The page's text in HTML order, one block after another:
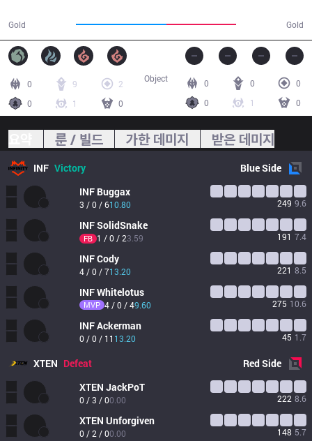
Gold Gold
0 9
2
0
1 0
0 0
0
0
1 0
Object
룬 / 빌드 가한 데미지 받은 데미지
INF Victory BlueSide
INF Buggax
3 / 0 / 610.80 249 9.6
INFSolidSnake
FB 1 / 0 / 23.59 191 7.4
INFCody
4 / 0 / 713.20 221 8.5
INFWhitelotus
MVP 4 / 0 / 49.60 275 10.6
INFAckerman
0 / 0 / 11 13.20 45 1.7
XTEN Defeat RedSide
XTEN JackPoT
0 / 3 / 00.00 222 8.6
XTEN Unforgiven
0 / 2 / 00.00 148 5.7